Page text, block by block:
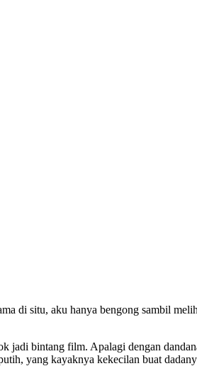
di situ, aku hanya bengong sambil
bintang film. Apalagi dengan
yang kayaknya kekecilan buat